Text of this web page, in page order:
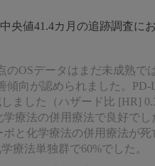
央値41.4カ月の追跡調査に
のOSデータはまだ未成熟
傾向が認められました。
ました（ハザード比 [HR]
療法の併用療法で良好で
と化学療法の併用療法が死
療法単独群で60%でした。